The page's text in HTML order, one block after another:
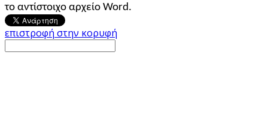
το αντίστοιχο αρχείο Word.
επιστροφή στην κορυφή